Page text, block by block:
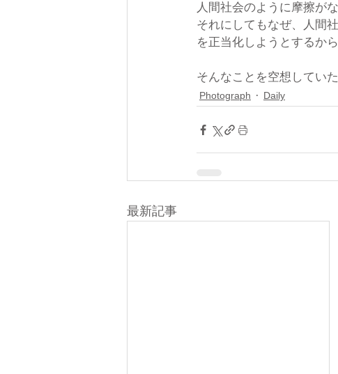
人間社会のように摩擦が
それにしてもなぜ、人間
を正当化しようとするか
そんなことを空想してい
Photograph Daily
最新記事